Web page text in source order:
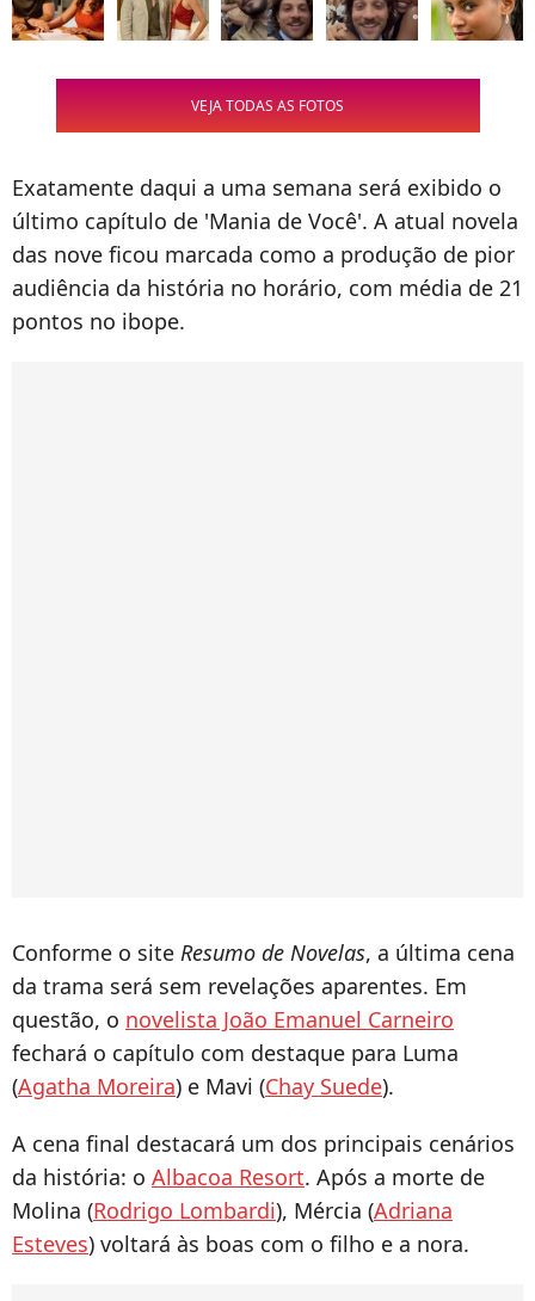
VEJA TODAS AS FOTOS
Exatamente daqui a uma semana será exibido o
último capítulo de 'Mania de Você'. A atual novela
das nove ficou marcada como a produção de pior
audiência da história no horário, com média de 21
pontos no ibope.
Conforme o site Resumo de Novelas, a última cena
da trama será sem revelações aparentes. Em
questão, o novelista João Emanuel Carneiro
fechará o capítulo com destaque para Luma
(Agatha Moreira) e Mavi (Chay Suede).
A cena final destacará um dos principais cenários
da história: o Albacoa Resort. Após a morte de
Molina (Rodrigo Lombardi), Mércia (Adriana
Esteves) voltará às boas com o filho e a nora.